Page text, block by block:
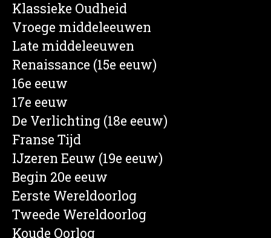
Klassieke Oudheid
Vroege middeleeuwen
Late middeleeuwen
Renaissance (15e eeuw)
16e eeuw
17e eeuw
De Verlichting (18e eeuw)
Franse Tijd
IJzeren Eeuw (19e eeuw)
Begin 20e eeuw
Eerste Wereldoorlog
Tweede Wereldoorlog
Koude Oorlog